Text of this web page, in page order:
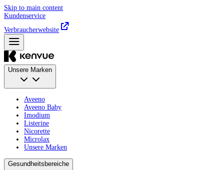
Skip to main content
Kundenservice
Verbraucherwebsite
Unsere Marken
Aveeno
Aveeno Baby
Imodium
Listerine
Nicorette
Microlax
Unsere Marken
Gesundheitsbereiche